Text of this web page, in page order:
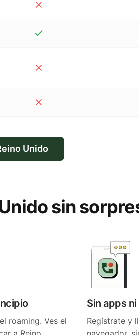
Unido
sin
roaming. Ves el
a Reino
Sin apps
Regístrate y
navegador,